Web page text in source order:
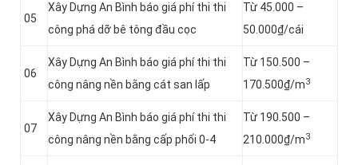
05
Xây Dựng An Bình báo giá phí thi thi
công phá dỡ bê tông đầu cọc
Từ 45.000 –
50.000₫/cái
06
Xây Dựng An Bình báo giá phí thi thi
công nâng nền bằng cát san lấp
Từ 150.500 –
170.500₫/m3
07
Xây Dựng An Bình báo giá phí thi thi
công nâng nền bằng cấp phối 0-4
Từ 190.500 –
210.000₫/m3